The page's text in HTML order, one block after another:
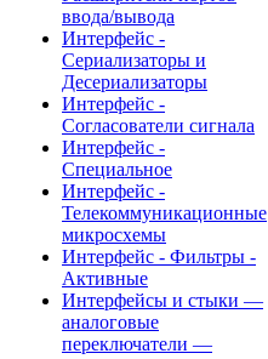
ввода/вывода
Интерфейс -
Сериализаторы и
Десериализаторы
Интерфейс -
Согласователи сигнала
Интерфейс -
Специальное
Интерфейс -
Телекоммуникационные
микросхемы
Интерфейс - Фильтры -
Активные
Интерфейсы и стыки —
аналоговые
переключатели —